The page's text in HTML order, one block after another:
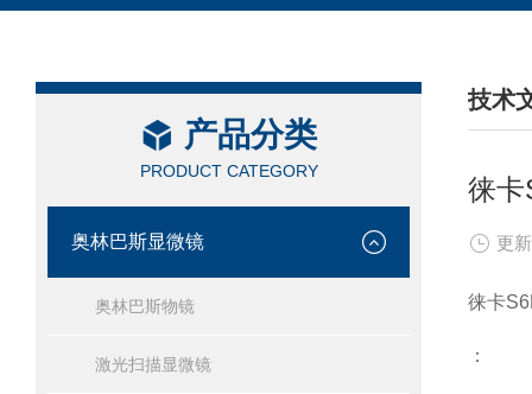
产品分类
PRODUCT CATEGORY
奥林巴斯显微镜
奥林巴斯物镜
激光扫描显微镜
技术
/
徕卡
更
徕卡
：